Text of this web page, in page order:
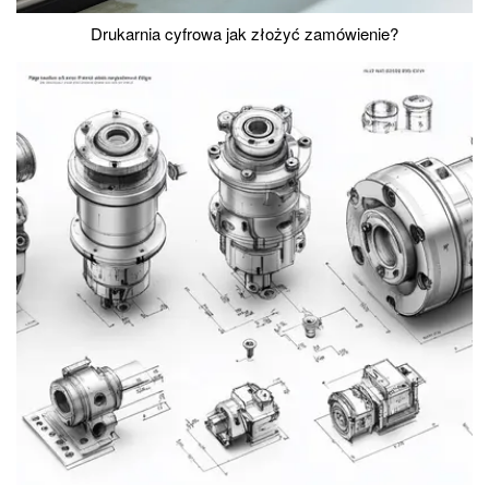
Drukarnia cyfrowa jak złożyć zamówienie?